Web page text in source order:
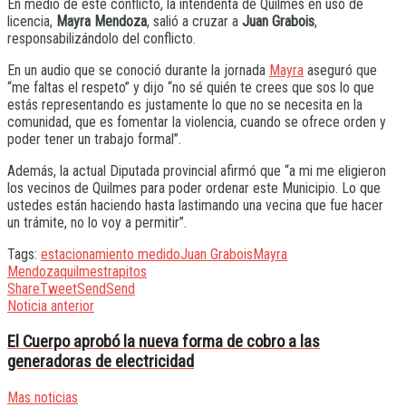
En medio de este conflicto, la intendenta de Quilmes en uso de
licencia, Mayra Mendoza, salió a cruzar a Juan Grabois,
responsabilizándolo del conflicto.
En un audio que se conoció durante la jornada Mayra aseguró que
“me faltas el respeto” y dijo “no sé quién te crees que sos lo que
estás representando es justamente lo que no se necesita en la
comunidad, que es fomentar la violencia, cuando se ofrece orden y
poder tener un trabajo formal”.
Además, la actual Diputada provincial afirmó que “a mi me eligieron
los vecinos de Quilmes para poder ordenar este Municipio. Lo que
ustedes están haciendo hasta lastimando una vecina que fue hacer
un trámite, no lo voy a permitir”.
Tags: estacionamiento medidoJuan Grabois Mayra
Mendozaquilmestrapitos
ShareTweetSendSend
Noticia anterior
El Cuerpo aprobó la nueva forma de cobro a las
generadoras de electricidad
Mas noticias